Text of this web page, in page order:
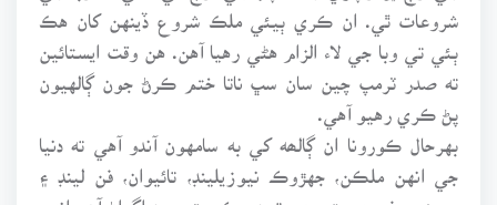
شروعات ٿي. ان ڪري ٻيئي ملڪ شروع ڏينهن کان هڪ
ٻئي تي وبا جي لاء الزام هڻي رهيا آهن. هن وقت ايستائين
ته صدر ٽرمپ چين سان سڀ ناتا ختم ڪرڻ جون ڳالهيون
پڻ ڪري رهيو آهي.
بهرحال ڪورونا ان ڳالھه کي به سامهون آندو آهي ته دنيا
جي انهن ملڪن، جهڙوڪ نيوزيلينڊ، تائيوان، فن لينڊ ۽
جرمني وغيره، جتي عورتون حڪومت جون اڳواڻ آهن انهن